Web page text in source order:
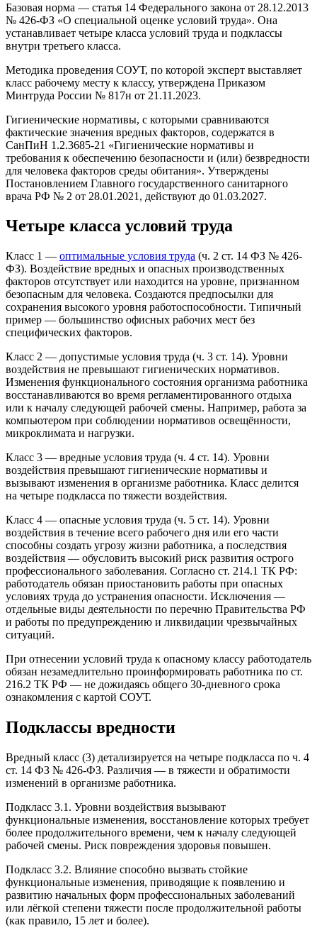
Базовая норма — статья 14 Федерального закона от 28.12.2013
№ 426-ФЗ «О специальной оценке условий труда». Она
устанавливает четыре класса условий труда и подклассы
внутри третьего класса.
Методика проведения СОУТ, по которой эксперт выставляет
класс рабочему месту к классу, утверждена Приказом
Минтруда России № 817н от 21.11.2023.
Гигиенические нормативы, с которыми сравниваются
фактические значения вредных факторов, содержатся в
СанПиН 1.2.3685-21 «Гигиенические нормативы и
требования к обеспечению безопасности и (или) безвредности
для человека факторов среды обитания». Утверждены
Постановлением Главного государственного санитарного
врача РФ № 2 от 28.01.2021, действуют до 01.03.2027.
Четыре класса условий труда
Класс 1 — оптимальные условия труда (ч. 2 ст. 14 ФЗ № 426-
ФЗ). Воздействие вредных и опасных производственных
факторов отсутствует или находится на уровне, признанном
безопасным для человека. Создаются предпосылки для
сохранения высокого уровня работоспособности. Типичный
пример — большинство офисных рабочих мест без
специфических факторов.
Класс 2 — допустимые условия труда (ч. 3 ст. 14). Уровни
воздействия не превышают гигиенических нормативов.
Изменения функционального состояния организма работника
восстанавливаются во время регламентированного отдыха
или к началу следующей рабочей смены. Например, работа за
компьютером при соблюдении нормативов освещённости,
микроклимата и нагрузки.
Класс 3 — вредные условия труда (ч. 4 ст. 14). Уровни
воздействия превышают гигиенические нормативы и
вызывают изменения в организме работника. Класс делится
на четыре подкласса по тяжести воздействия.
Класс 4 — опасные условия труда (ч. 5 ст. 14). Уровни
воздействия в течение всего рабочего дня или его части
способны создать угрозу жизни работника, а последствия
воздействия — обусловить высокий риск развития острого
профессионального заболевания. Согласно ст. 214.1 ТК РФ:
работодатель обязан приостановить работы при опасных
условиях труда до устранения опасности. Исключения —
отдельные виды деятельности по перечню Правительства РФ
и работы по предупреждению и ликвидации чрезвычайных
ситуаций.
При отнесении условий труда к опасному классу работодатель
обязан незамедлительно проинформировать работника по ст.
216.2 ТК РФ — не дожидаясь общего 30-дневного срока
ознакомления с картой СОУТ.
Подклассы вредности
Вредный класс (3) детализируется на четыре подкласса по ч. 4
ст. 14 ФЗ № 426-ФЗ. Различия — в тяжести и обратимости
изменений в организме работника.
Подкласс 3.1. Уровни воздействия вызывают
функциональные изменения, восстановление которых требует
более продолжительного времени, чем к началу следующей
рабочей смены. Риск повреждения здоровья повышен.
Подкласс 3.2. Влияние способно вызвать стойкие
функциональные изменения, приводящие к появлению и
развитию начальных форм профессиональных заболеваний
или лёгкой степени тяжести после продолжительной работы
(как правило, 15 лет и более).